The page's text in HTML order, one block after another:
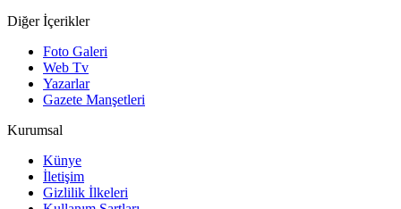
Diğer İçerikler
Foto Galeri
Web Tv
Yazarlar
Gazete Manşetleri
Kurumsal
Künye
İletişim
Gizlilik İlkeleri